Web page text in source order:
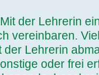
der Lehrerin
vereinbaren.
Lehrerin
oder frei